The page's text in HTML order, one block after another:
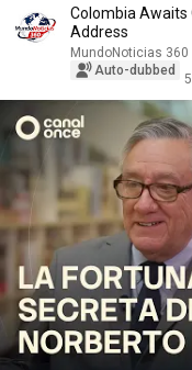
Colombia Awaits
Address
MundoNoticias 360
Auto-dubbed